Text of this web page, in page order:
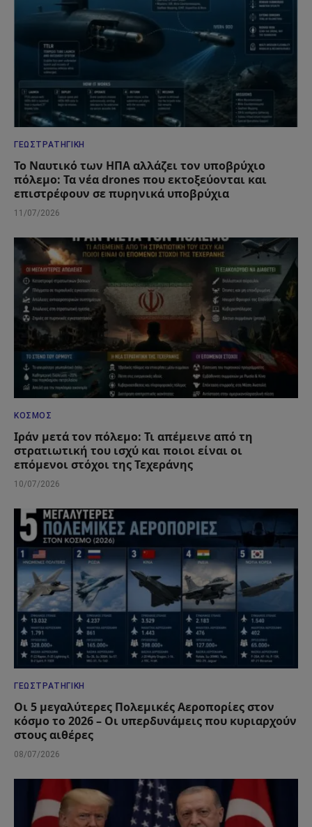
ΓΕΩΣΤΡΑΤΗΓΙΚΉ
Το Ναυτικό των ΗΠΑ αλλάζει τον υποβρύχιο
πόλεμο: Τα νέα drones που εκτοξεύονται και
επιστρέφουν σε πυρηνικά υποβρύχια
11/07/2026
ΚΌΣΜΟΣ
Ιράν μετά τον πόλεμο: Τι απέμεινε από τη
στρατιωτική του ισχύ και ποιοι είναι οι
επόμενοι στόχοι της Τεχεράνης
10/07/2026
ΓΕΩΣΤΡΑΤΗΓΙΚΉ
Οι 5 μεγαλύτερες Πολεμικές Αεροπορίες στον
κόσμο το 2026 – Οι υπερδυνάμεις που κυριαρχούν
στους αιθέρες
08/07/2026